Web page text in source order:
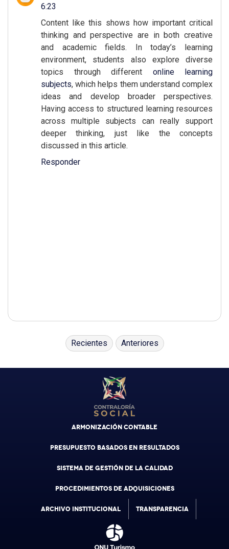
6:23
Content like this shows how important critical
thinking and perspective are in both creative
and academic fields. In today’s learning
environment, students also explore diverse
topics through different online learning
subjects, which helps them understand complex
ideas and develop broader perspectives.
Having access to structured learning resources
across multiple subjects can really support
deeper thinking, just like the concepts
discussed in this article.
Responder
Recientes Anteriores
ARMONIZACIÓN CONTABLE
PRESUPUESTO BASADOS EN RESULTADOS
SISTEMA DE GESTIÓN DE LA CALIDAD
PROCEDIMIENTOS DE ADQUISICIONES
ARCHIVO INSTITUCIONAL TRANSPARENCIA